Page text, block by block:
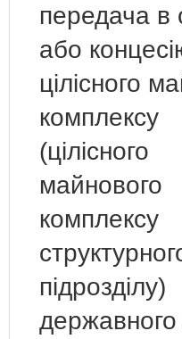
передача в
або
цілісного
комплексу
(цілісного
майнового
комплексу
підрозділу)